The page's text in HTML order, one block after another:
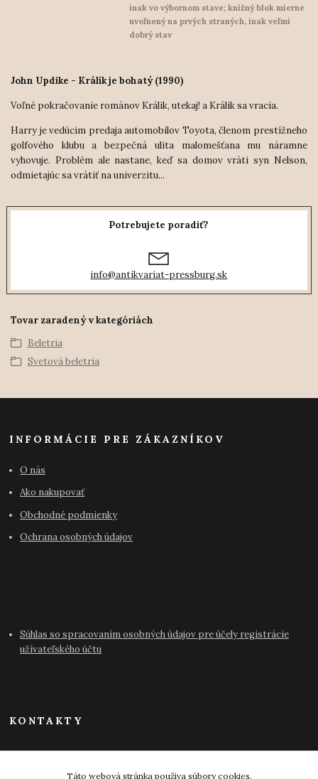
inak vo výbornom stave; knižný blok mierne
uvoľnený na prvých straných, inak veľmi
dobrý stav
John Updike - Králík je bohatý (1990)
Voľné pokračovanie románov Králik, utekaj! a Králik sa vracia.
Harry je vedúcim predaja automobilov Toyota, členom prestížneho
golfového klubu a bezpečná ulita malomešťana mu náramne
vyhovuje. Problém ale nastane, keď sa domov vráti syn Nelson,
odmietajúc sa vrátiť na univerzitu...
Potrebujete poradiť?
info@antikvariat-pressburg.sk
Tovar zaradený v kategóriách
Beletria
Svetová beletria
INFORMÁCIE PRE ZÁKAZNÍKOV
O nás
Ako nakupovať
Obchodné podmienky
Ochrana osobných údajov
Súhlas so spracovaním osobných údajov pre účely registrácie
užívateľského účtu
KONTAKTY
Táto webová stránka používa súbory cookies.